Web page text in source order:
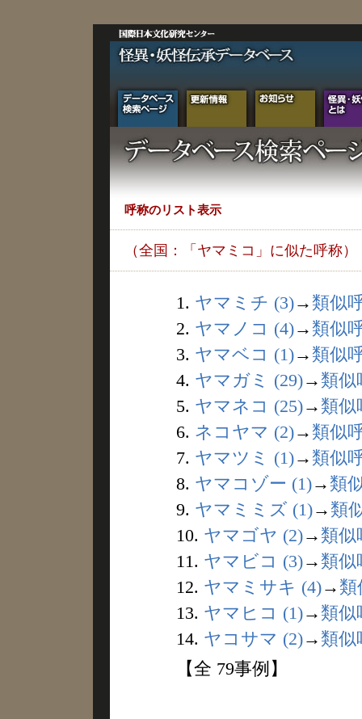
呼称のリスト表示
（全国：「ヤマミコ」に似た呼称）
1. ヤマミチ (3)→ 類似
2. ヤマノコ (4)→ 類似
3. ヤマベコ (1)→ 類似
4. ヤマガミ (29)→ 類似
5. ヤマネコ (25)→ 類似
6. ネコヤマ (2)→ 類似
7. ヤマツミ (1)→ 類似
8. ヤマコゾー (1)→ 類
9. ヤマミミズ (1)→ 類
10. ヤマゴヤ (2)→ 類似
11. ヤマビコ (3)→ 類似
12. ヤマミサキ (4)→ 類
13. ヤマヒコ (1)→ 類似
14. ヤコサマ (2)→ 類似
【全 79事例】